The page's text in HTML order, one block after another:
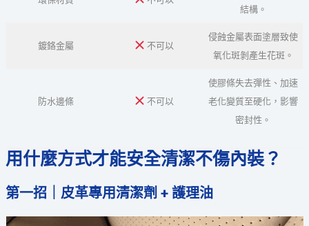
結構。
鍍鉻金屬 不可以
侵蝕金屬表面塗層致使
氧化斑剝產生花斑。
防水邊條 不可以
使膠條失去彈性、加速
老化變質至硬化，影響
密封性。
用什麼方式才能安全清潔不傷內裝？
第一招｜皮革專用清潔劑 + 護理油